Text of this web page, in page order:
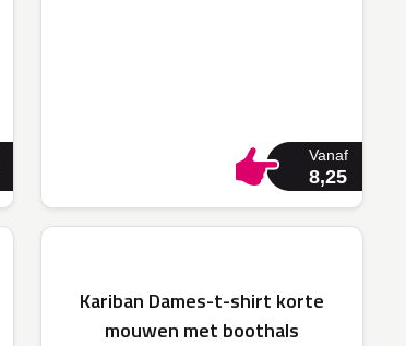
Vanaf
8,25
Kariban Dames-t-shirt korte
mouwen met boothals